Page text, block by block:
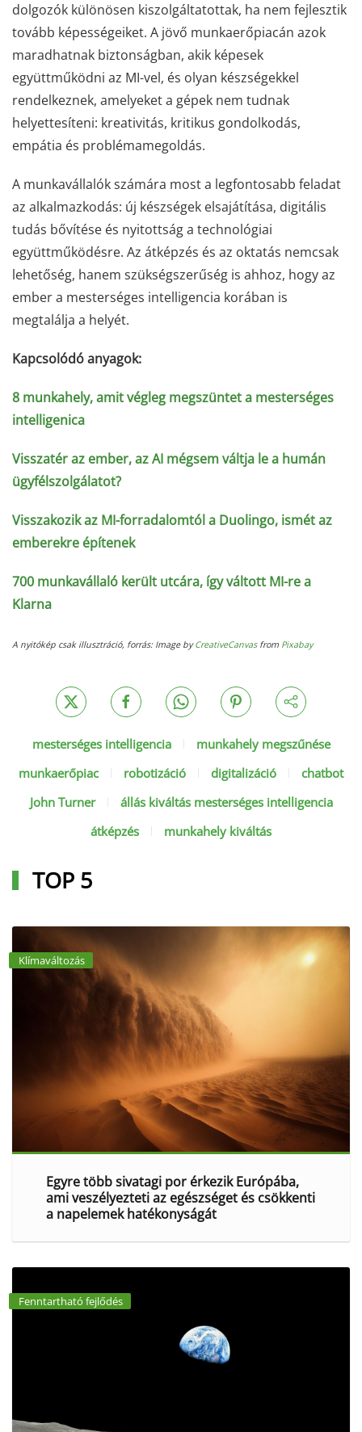
dolgozók különösen kiszolgáltatottak, ha nem fejlesztik
tovább képességeiket. A jövő munkaerőpiacán azok
maradhatnak biztonságban, akik képesek
együttműködni az MI-vel, és olyan készségekkel
rendelkeznek, amelyeket a gépek nem tudnak
helyettesíteni: kreativitás, kritikus gondolkodás,
empátia és problémamegoldás.
A munkavállalók számára most a legfontosabb feladat
az alkalmazkodás: új készségek elsajátítása, digitális
tudás bővítése és nyitottság a technológiai
együttműködésre. Az átképzés és az oktatás nemcsak
lehetőség, hanem szükségszerűség is ahhoz, hogy az
ember a mesterséges intelligencia korában is
megtalálja a helyét.
Kapcsolódó anyagok:
8 munkahely, amit végleg megszüntet a mesterséges
intelligenica
Visszatér az ember, az AI mégsem váltja le a humán
ügyfélszolgálatot?
Visszakozik az MI-forradalomtól a Duolingo, ismét az
emberekre építenek
700 munkavállaló került utcára, így váltott MI-re a
Klarna
A nyitókép csak illusztráció, forrás: Image byCreativeCanvasfrom Pixabay
mesterséges intelligencia
munkahely megszűnése
munkaerőpiac
robotizáció digitalizáció
chatbot
John Turner
állás kiváltás mesterséges intelligencia
átképzés
munkahely kiváltás
TOP 5
Klímaváltozás
Egyre több sivatagi por érkezik Európába,
ami veszélyezteti az egészséget és csökkenti
a napelemek hatékonyságát
Fenntartható fejlődés